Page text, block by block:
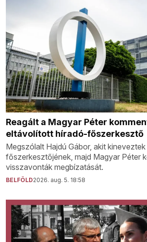
Reagált a Magyar Péter
eltávolított híradó-főszerkesztő
Megszólalt Hajdú Gábor, akit
főszerkesztőjének, majd Magyar Péter
visszavonták megbízatását.
BELFÖLD2026. aug. 5. 18:58